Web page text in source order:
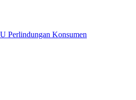
Perlindungan Konsumen